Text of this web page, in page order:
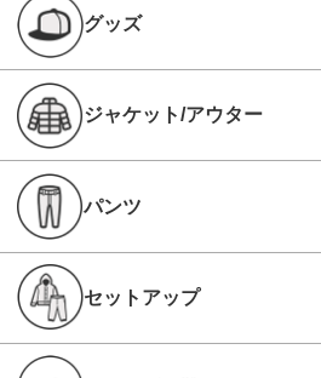
グッズ
ジャケット/アウター
パンツ
セットアップ